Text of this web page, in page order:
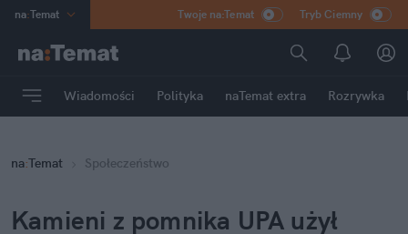
na:Temat
Poland
mama
Rozrywka
Twoje na:Temat Tryb Ciemny
Wiadomości Polityka naTemat extra Rozrywka
na:Temat Społeczeństwo
Kamieni z pomnika UPA użył